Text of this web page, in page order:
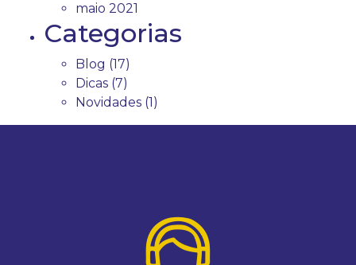
maio 2021
Categorias
Blog (17)
Dicas (7)
Novidades (1)